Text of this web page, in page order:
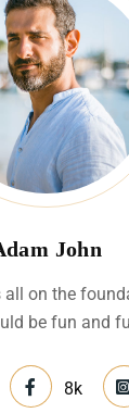
John
all on the
be fun and
8k